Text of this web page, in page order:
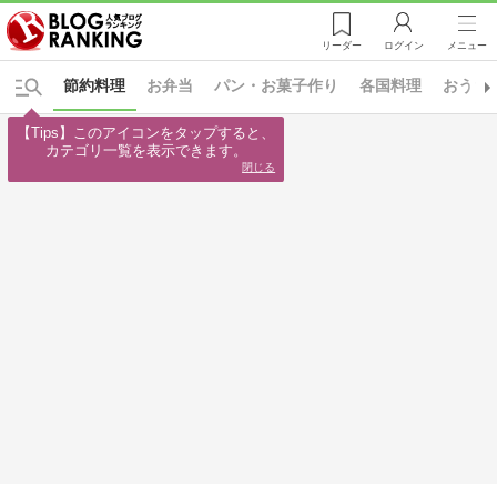
リーダー ログイン メニュー
お弁当 パン・お菓子作り 各国料理 おうち
節約料理
【Tips】このアイコンをタップすると、
カテゴリ一覧を表示できます。
閉じる